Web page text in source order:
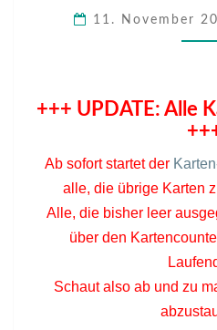
11. November
+++ UPDATE: Alle
Ab sofort startet der
alle, die übrige Karten
Alle, die bisher leer
über den
Schaut also ab und zu